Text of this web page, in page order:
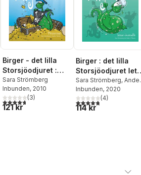
röster:
Birger - det lilla
Storsjöodjuret :
piraterna
Sara Strömberg
Inbunden, 2010
4,7utav 5 stjärnor. Totalt antal röster:
(3)
121 kr
Birger : det lilla
Storsjöodjuret
överallt
Sara Strömberg,
Nilsson
Inbunden, 2020
4,8utav 5 stjärnor.
(4)
114 kr